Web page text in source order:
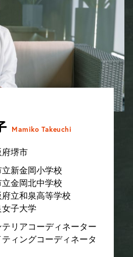
Mamiko Takeuchi
堺市
新金岡小学校
金岡北中学校
立和泉高等学校
子大学
テリアコーディネーター
ィングコーディネータ